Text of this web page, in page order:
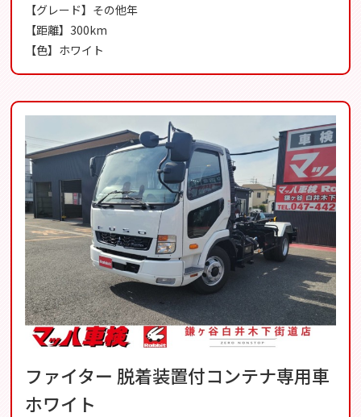
【グレード】その他年
【距離】300km
【色】ホワイト
ファイター 脱着装置付コンテナ専用車
ホワイト